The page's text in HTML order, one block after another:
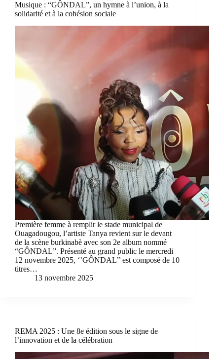
Musique : “GÔNDAL”, un hymne à l’union, à la
solidarité et à la cohésion sociale
Première femme à remplir le stade municipal de
Ouagadougou, l’artiste Tanya revient sur le devant
de la scène burkinabè avec son 2e album nommé
“GÔNDAL”. Présenté au grand public le mercredi
12 novembre 2025, ‘’GÔNDAL’’ est composé de 10
titres…
13 novembre 2025
REMA 2025 : Une 8e édition sous le signe de
l’innovation et de la célébration